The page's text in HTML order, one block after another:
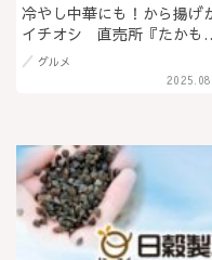
冷やし中華にも！から揚げ
イチオシ 直売所『たかも
旬彩館』併設の『たんぽぽ食
堂』おすすめ夏メニュー＠
グルメ